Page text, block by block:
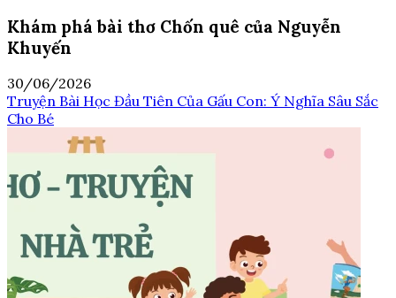
Khám phá bài thơ Chốn quê của Nguyễn
Khuyến
30/06/2026
Truyện Bài Học Đầu Tiên Của Gấu Con: Ý Nghĩa Sâu Sắc
Cho Bé